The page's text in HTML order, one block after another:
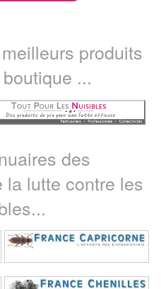
produits
...
des
la lutte contre les